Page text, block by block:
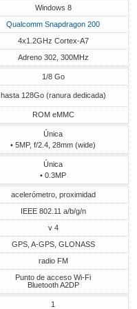
Windows 8
Qualcomm Snapdragon 200
4x1.2GHz Cortex-A7
Adreno 302, 300MHz
1/8 Go
hasta 128Go (ranura dedicada)
ROM eMMC
Única
• 5MP, f/2.4, 28mm (wide)
Única
• 0.3MP
acelerómetro, proximidad
IEEE 802.11 a/b/g/n
v 4
GPS, A-GPS, GLONASS
radio FM
Punto de acceso Wi-Fi
Bluetooth A2DP
1